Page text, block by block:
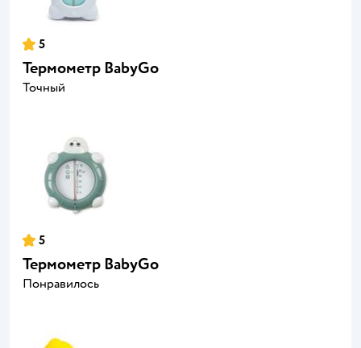
5
Термометр BabyGo
Точный
5
Термометр BabyGo
Понравилось